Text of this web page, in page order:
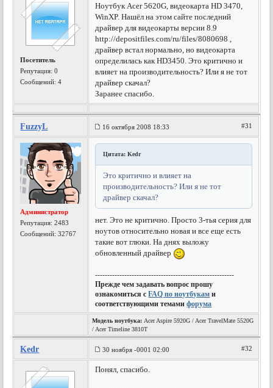
Посетитель
Репутация:0
Сообщений: 4
Ноутбук Acer 5620G, видеокарта HD 3470,
WinXP. Нашёл на этом сайте последний
драйвер для видеокарты версии 8.9
http://depositfiles.com/ru/files/8080698 ,
драйвер встал нормально, но видеокарта
определилась как HD3450. Это критично и
влияет на производительность? Или я не тот
драйвер скачал?
Заранее спасибо.
FuzzyL 16 октября 2008 18:33 #31
Администратор
Репутация:2483
Сообщений: 32767
Цитата: Kedr
Это критично и влияет на
производительность? Или я не тот
драйвер скачал?
нет. Это не критично. Просто 3-тья серия для
ноутов относительно новая и все еще есть
такие вот глюки. На днях выложу
обновленный драйвер
---------------------------------------------------------
Прежде чем задавать вопрос прошу
ознакомиться сFAQ по ноутбукам и
соответствующими темамифорума
Модель ноутбука: Acer Aspire 5920G / Acer TravelMate 5520G
/ Acer Timeline 3810T
Kedr 30 ноября -0001 02:00 #32
Понял, спасибо.